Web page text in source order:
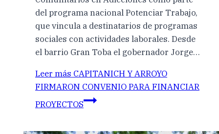
del programa nacional Potenciar Trabajo,
que vincula a destinatarios de programas
sociales con actividades laborales. Desde
el barrio Gran Toba el gobernador Jorge…
Leer más CAPITANICH Y ARROYO
FIRMARON CONVENIO PARA FINANCIAR
PROYECTOS